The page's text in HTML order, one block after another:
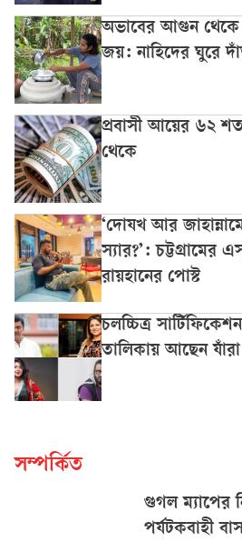
অভাবের আগুন থেকে
জয়: নাহিদের ঘুরে
প্রবাসী আয়ের ৬২
থেকে
‘দোযখ আর
স্যার?’: চট্টগ্রামের
রায়হানের পোস্ট
চলচ্চিত্র
তালিকায় আছেন যাঁরা
সম্পর্কিত
গুগল ম্যাপের
পর্যটকবাহী